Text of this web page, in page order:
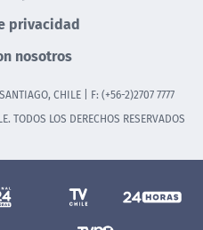
privacidad
nosotros
CHILE | F: (+56-2)2707 7777
TODOS LOS DERECHOS RESERVADOS